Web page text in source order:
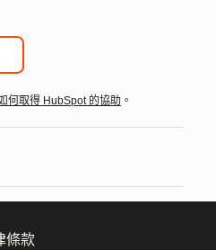
何取得 HubSpot 的協助 。
條款